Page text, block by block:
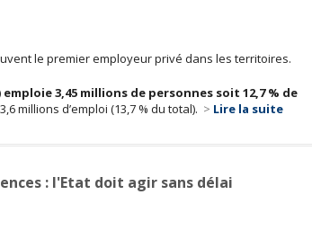
le premier employeur privé dans les territoires.
3,45 millions de personnes soit 12,7 % de
millions d’emploi (13,7 % du total). > Lire la suite
: l'Etat doit agir sans délai